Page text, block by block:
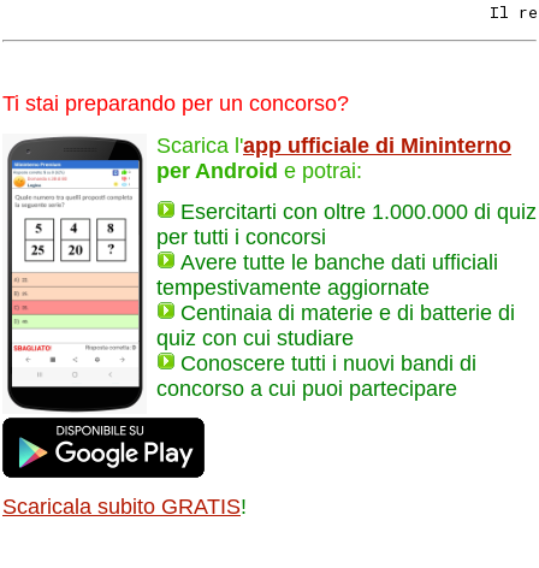
Il
Ti stai preparando per un concorso?
Scarica l'app ufficiale di Mininterno
per Android e potrai:
Esercitarti con oltre 1.000.000 di quiz
per tutti i concorsi
Avere tutte le banche dati ufficiali
tempestivamente aggiornate
Centinaia di materie e di batterie di
quiz con cui studiare
Conoscere tutti i nuovi bandi di
concorso a cui puoi partecipare
Scaricala subito GRATIS!